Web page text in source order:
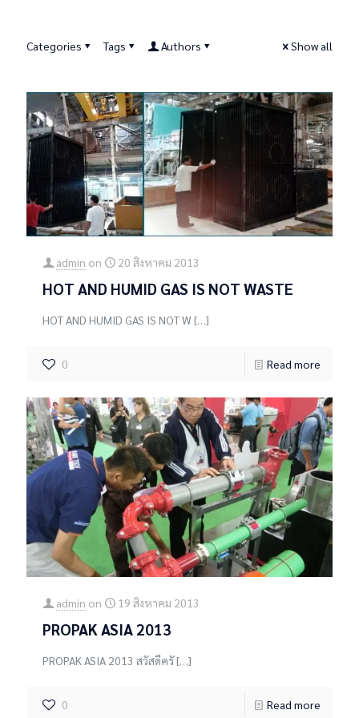
Categories Tags Authors Show all
admin on 20 สิงหาคม 2013
HOT AND HUMID GAS IS NOT WASTE
HOT AND HUMID GAS IS NOT W […]
0 Read more
admin on 19 สิงหาคม 2013
PROPAK ASIA 2013
PROPAK ASIA 2013 สวัสดีครั[…]
0 Read more